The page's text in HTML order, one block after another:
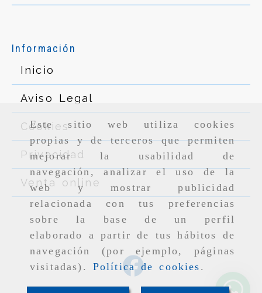
Este sitio web utiliza cookies
propias y de terceros que permiten
mejorar la usabilidad de
navegación, analizar el uso de la
web y mostrar publicidad
relacionada con tus preferencias
sobre la base de un perfil
elaborado a partir de tus hábitos de
navegación (por ejemplo, páginas
visitadas). Política de cookies .
Información
Inicio
Aviso Legal
Cookies
Privacidad
Venta online